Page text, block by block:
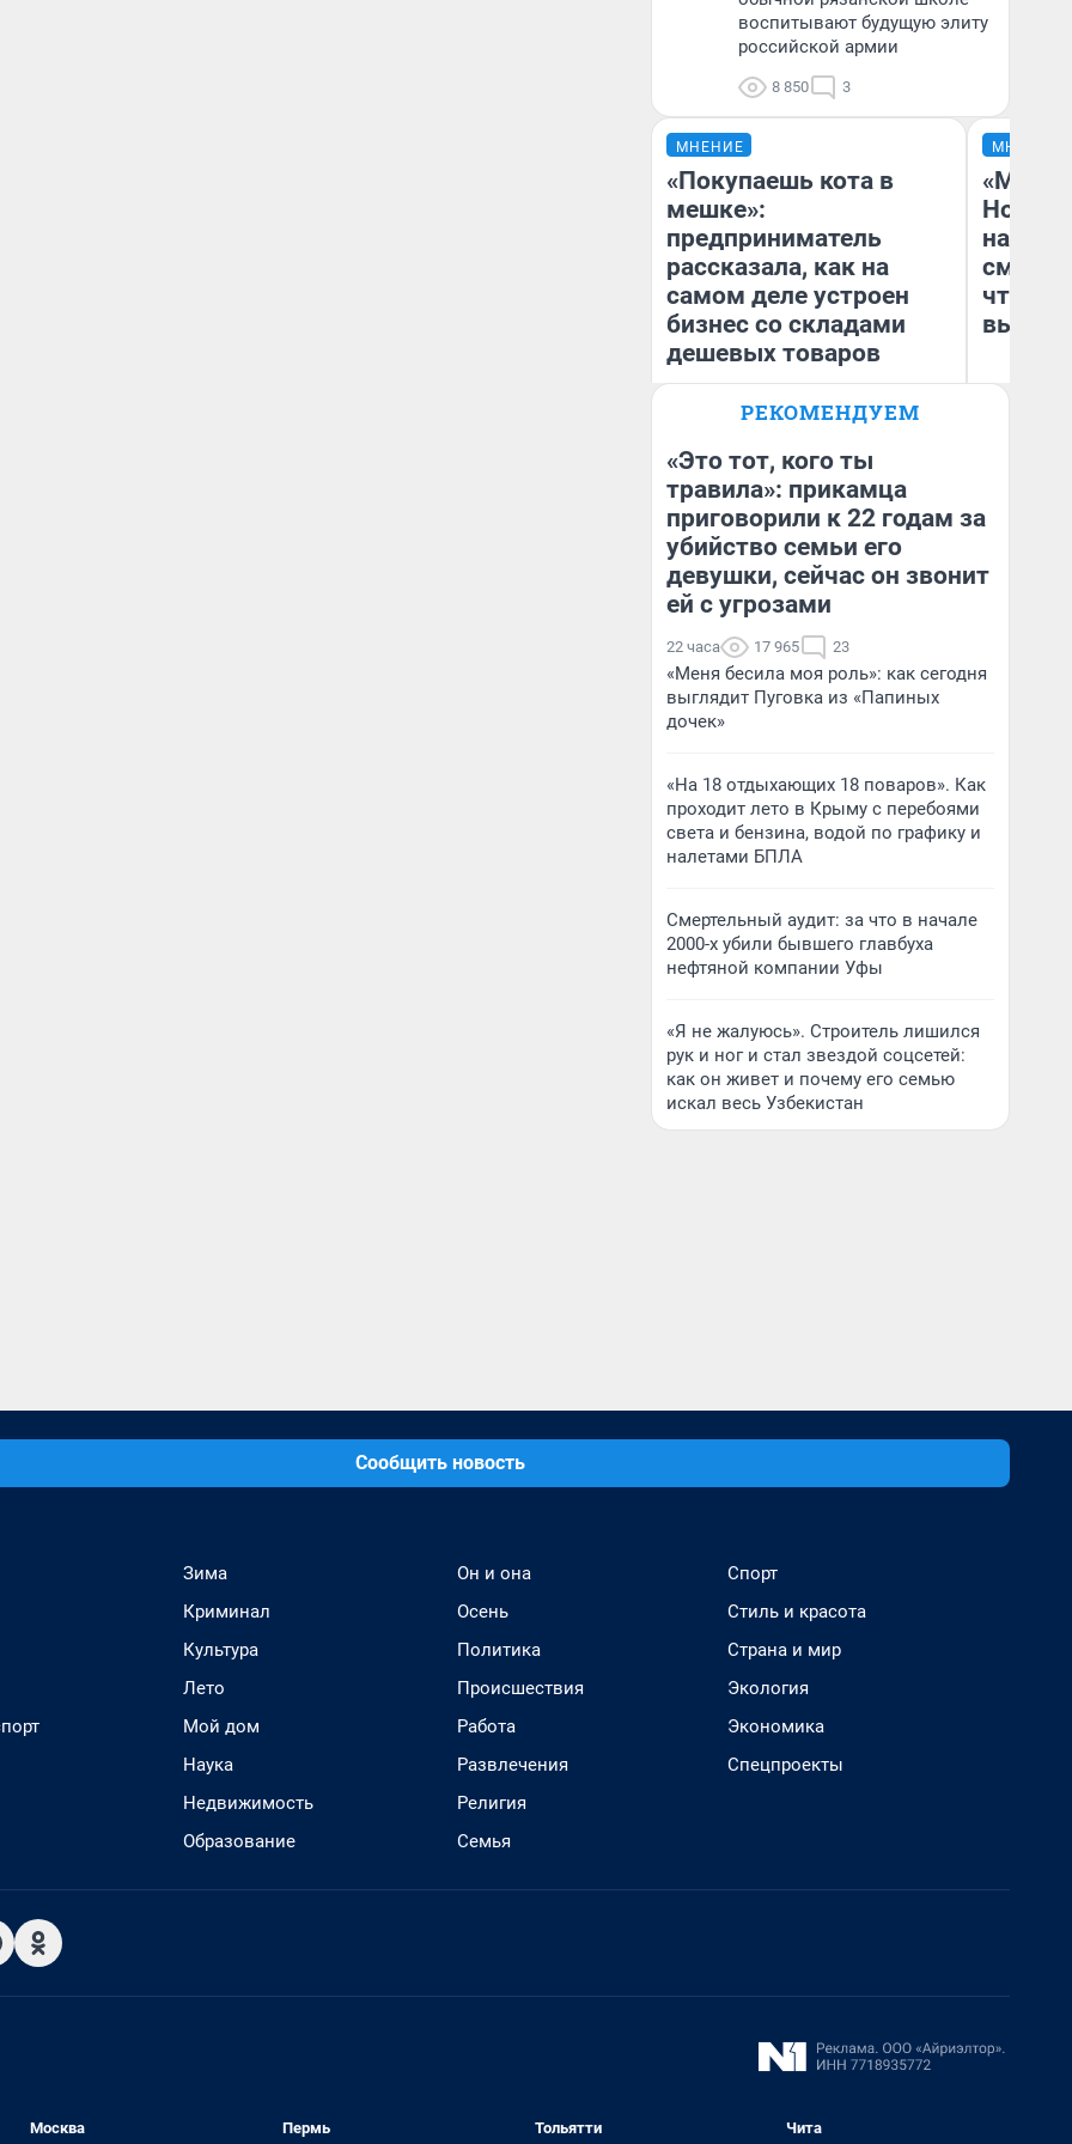
воспитывают будущую элиту
российской армии
8 850 3
МНЕНИЕ
«Покупаешь кота в
мешке»:
предприниматель
рассказала, как на
самом деле устроен
бизнес со складами
дешевых товаров
Наталья Шорохова
деньги соцразвития
МНЕНИЕ
«Мы
чтобы
РЕКОМЕНДУЕМ
«Это тот, кого ты
травила»: прикамца
приговорили к 22 годам за
убийство семьи его
девушки, сейчас он звонит
ей с угрозами
22 часа 17 965 23
«Меня бесила моя роль»: как сегодня
выглядит Пуговка из «Папиных
дочек»
«На 18 отдыхающих 18 поваров». Как
проходит лето в Крыму с перебоями
света и бензина, водой по графику и
налетами БПЛА
Смертельный аудит: за что в начале
2000-х убили бывшего главбуха
нефтяной компании Уфы
«Я не жалуюсь». Строитель лишился
рук и ног и стал звездой соцсетей:
как он живет и почему его семью
искал весь Узбекистан
Сообщить новость
Зима
Криминал
Культура
Лето
Мой дом
Наука
Недвижимость
Образование
Он и она
Осень
Политика
Происшествия
Работа
Развлечения
Религия
Семья
Спорт
Стиль и красота
Страна и мир
Экология
Экономика
Спецпроекты
Москва Пермь Тольятти Чита